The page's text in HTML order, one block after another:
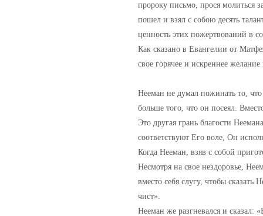
пророку письмо, прося молиться
пошел и взял с собою десять
ценность этих пожертвований в
Как сказано в Евангелии от
свое горячее и искреннее
Нееман не думал пожинать то,
больше того, что он посеял.
Это другая грань благости
соответствуют Его воле, Он
Когда Нееман, взяв с собой
Несмотря на свое нездоровье,
вместо себя слугу, чтобы
чист».
Нееман же разгневался и сказал: